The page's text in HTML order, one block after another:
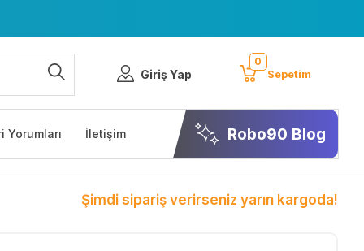
Giriş Yap
0
Sepetim
Yorumları İletişim Robo90 Blog
Şimdi sipariş verirseniz yarın kargoda!